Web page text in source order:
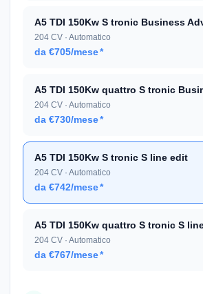
A5 TDI 150Kw S tronic Business
204 CV · Automatico
da €705/mese*
A5 TDI 150Kw quattro S tronic
204 CV · Automatico
da €730/mese*
A5 TDI 150Kw S tronic S line edit
204 CV · Automatico
da €742/mese*
A5 TDI 150Kw quattro S tronic S
204 CV · Automatico
da €767/mese*